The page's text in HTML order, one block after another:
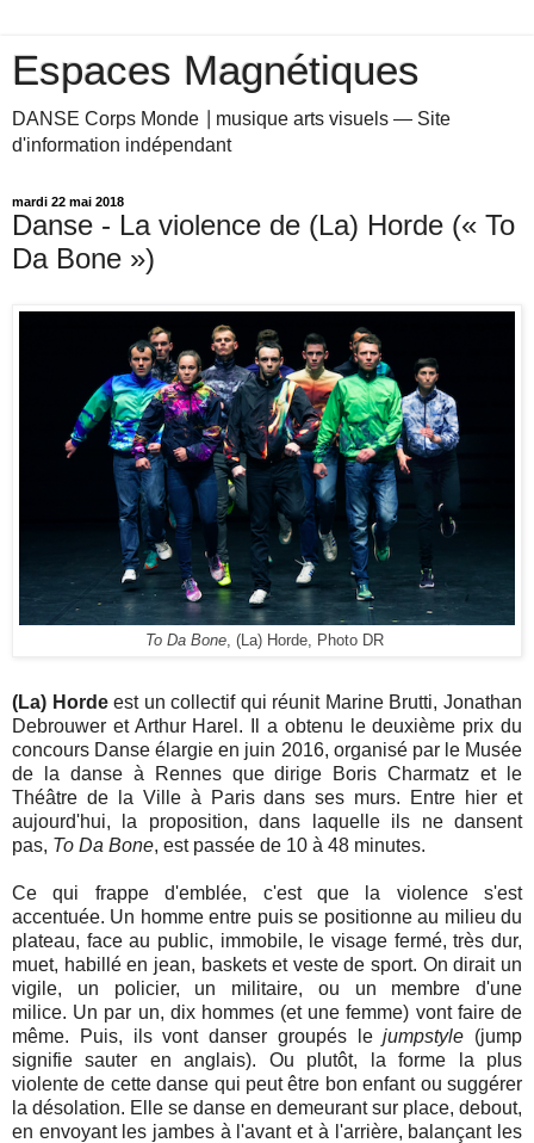
Espaces Magnétiques
DANSE Corps Monde ⎥ musique arts visuels — Site
d'information indépendant
mardi 22 mai 2018
Danse - La violence de (La) Horde (« To
Da Bone »)
To Da Bone , (La) Horde, Photo DR
(La) Hordeest un collectif qui réunit Marine Brutti, Jonathan
Debrouwer et Arthur Harel. Il a obtenu le deuxième prix du
concours Danse élargie en juin 2016, organisé par le Musée
de la danse à Rennes que dirige Boris Charmatz et le
Théâtre de la Ville à Paris dans ses murs. Entre hier et
aujourd'hui, la proposition, dans laquelle ils ne dansent
pas, To Da Bone, est passée de 10 à 48 minutes.
Ce qui frappe d'emblée, c'est que la violence s'est
accentuée. Un homme entre puis se positionne au milieu du
plateau, face au public, immobile, le visage fermé, très dur,
muet, habillé en jean, baskets et veste de sport. On dirait un
vigile, un policier, un militaire, ou un membre d'une
milice. Un par un, dix hommes (et une femme) vont faire de
même. Puis, ils vont danser groupés lejumpstyle (jump
signifie sauter en anglais). Ou plutôt, la forme la plus
violente de cette danse qui peut être bon enfant ou suggérer
la désolation. Elle se danse en demeurant sur place, debout,
en envoyant les jambes à l'avant et à l'arrière, balançant les